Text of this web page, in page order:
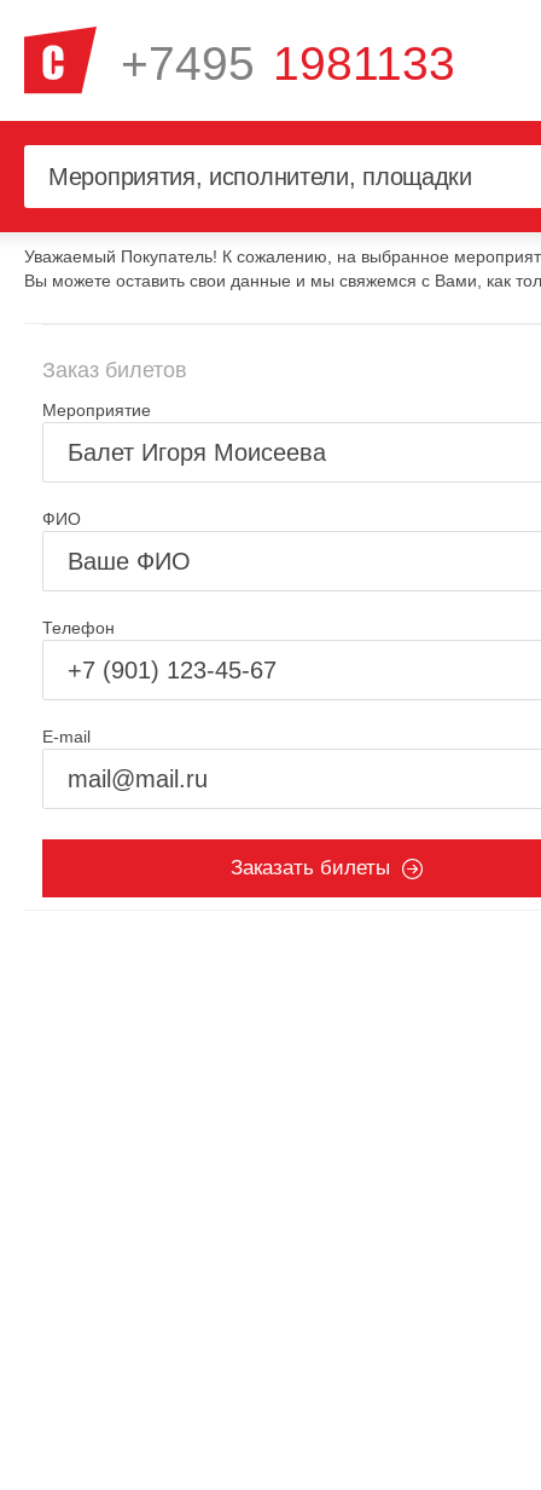
+7495 1981133
Уважаемый Покупатель! К сожалению, на выбранное
Вы можете оставить свои данные и мы свяжемся с Вами, как
Заказ билетов
Мероприятие
ФИО
Телефон
E-mail
Заказать билеты